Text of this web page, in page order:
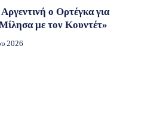
ο Ορτέγκα για
με τον Κουντέτ»
2026